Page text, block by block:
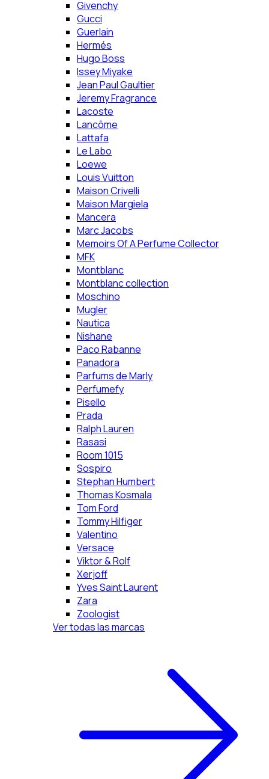
Givenchy
Gucci
Guerlain
Hermés
Hugo Boss
Issey Miyake
Jean Paul Gaultier
Jeremy Fragrance
Lacoste
Lancôme
Lattafa
Le Labo
Loewe
Louis Vuitton
Maison Crivelli
Maison Margiela
Mancera
Marc Jacobs
Memoirs Of A Perfume Collector
MFK
Montblanc
Montblanc collection
Moschino
Mugler
Nautica
Nishane
Paco Rabanne
Panadora
Parfums de Marly
Perfumefy
Pisello
Prada
Ralph Lauren
Rasasi
Room 1015
Sospiro
Stephan Humbert
Thomas Kosmala
Tom Ford
Tommy Hilfiger
Valentino
Versace
Viktor & Rolf
Xerjoff
Yves Saint Laurent
Zara
Zoologist
Ver todas las marcas